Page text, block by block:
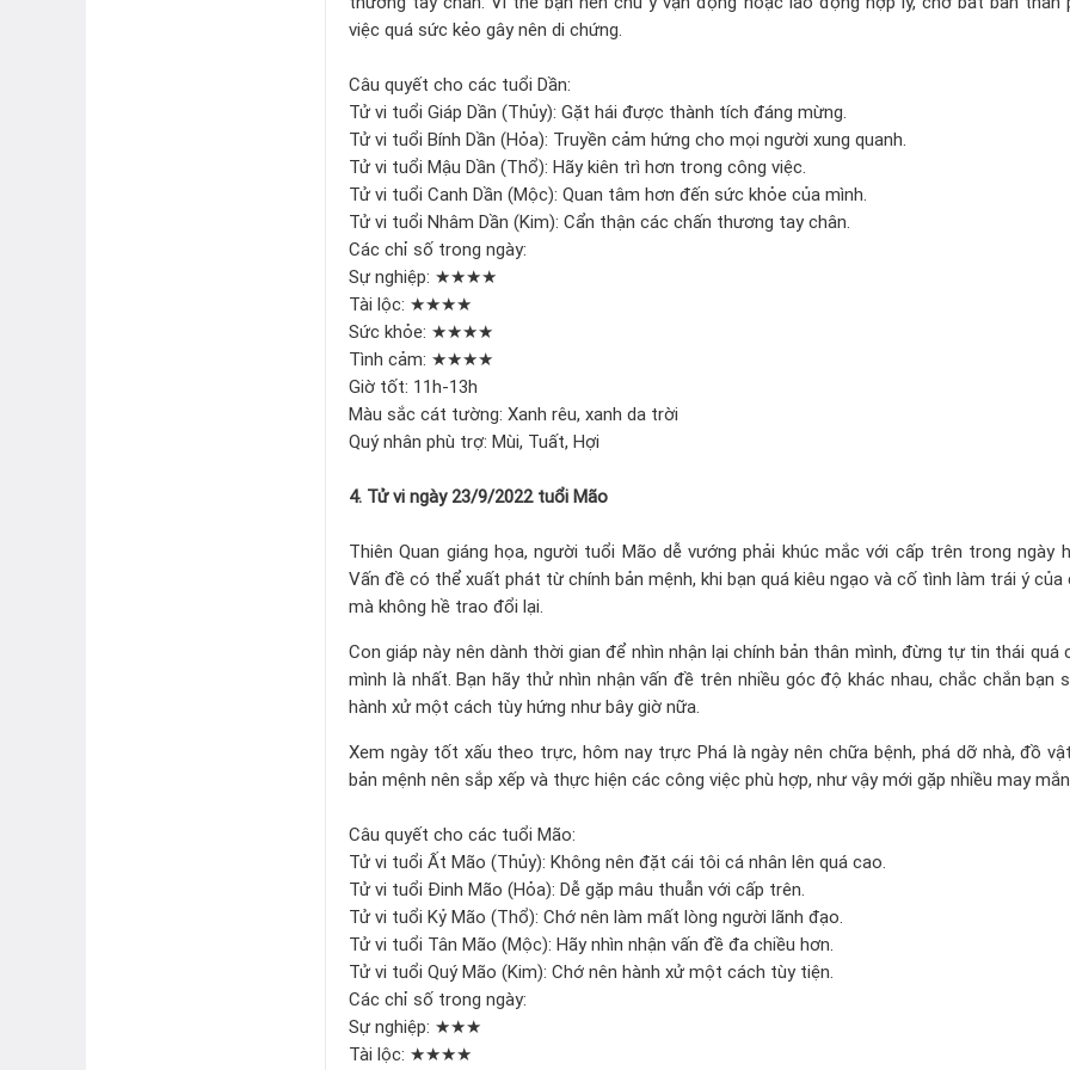
việc quá sức kẻo gây nên di chứng.
Câu quyết cho các tuổi Dần:
Tử vi tuổi Giáp Dần (Thủy): Gặt hái được thành tích đáng mừng.
Tử vi tuổi Bính Dần (Hỏa): Truyền cảm hứng cho mọi người xung quanh.
Tử vi tuổi Mậu Dần (Thổ): Hãy kiên trì hơn trong công việc.
Tử vi tuổi Canh Dần (Mộc): Quan tâm hơn đến sức khỏe của mình.
Tử vi tuổi Nhâm Dần (Kim): Cẩn thận các chấn thương tay chân.
Các chỉ số trong ngày:
Sự nghiệp: ★★★★
Tài lộc: ★★★★
Sức khỏe: ★★★★
Tình cảm: ★★★★
Giờ tốt: 11h-13h
Màu sắc cát tường: Xanh rêu, xanh da trời
Quý nhân phù trợ: Mùi, Tuất, Hợi
4. Tử vi ngày 23/9/2022 tuổi Mão
Thiên Quan giáng họa, người tuổi Mão dễ vướng phải khúc mắc với cấp trên trong ngày
Vấn đề có thể xuất phát từ chính bản mệnh, khi bạn quá kiêu ngạo và cố tình làm trái ý của
mà không hề trao đổi lại.
Con giáp này nên dành thời gian để nhìn nhận lại chính bản thân mình, đừng tự tin thái quá
mình là nhất. Bạn hãy thử nhìn nhận vấn đề trên nhiều góc độ khác nhau, chắc chắn bạn
hành xử một cách tùy hứng như bây giờ nữa.
Xem ngày tốt xấu theo trực, hôm nay trực Phá là ngày nên chữa bệnh, phá dỡ nhà, đồ
bản mệnh nên sắp xếp và thực hiện các công việc phù hợp, như vậy mới gặp nhiều may
Câu quyết cho các tuổi Mão:
Tử vi tuổi Ất Mão (Thủy): Không nên đặt cái tôi cá nhân lên quá cao.
Tử vi tuổi Đinh Mão (Hỏa): Dễ gặp mâu thuẫn với cấp trên.
Tử vi tuổi Kỷ Mão (Thổ): Chớ nên làm mất lòng người lãnh đạo.
Tử vi tuổi Tân Mão (Mộc): Hãy nhìn nhận vấn đề đa chiều hơn.
Tử vi tuổi Quý Mão (Kim): Chớ nên hành xử một cách tùy tiện.
Các chỉ số trong ngày:
Sự nghiệp: ★★★
Tài lộc: ★★★★